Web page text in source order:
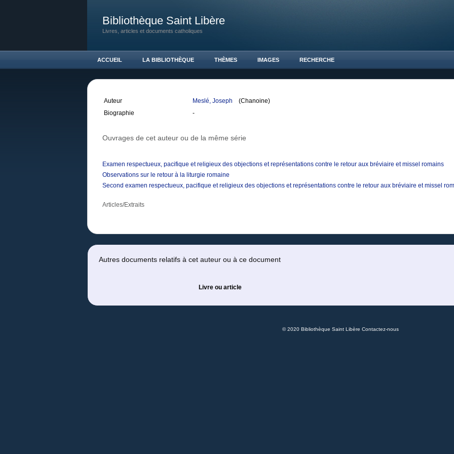
Bibliothèque Saint Libère
Livres, articles et documents catholiques
ACCUEIL LA BIBLIOTHÈQUE THÈMES IMAGES RECHERCHE
Auteur Meslé, Joseph
(Chanoine)
Biographie
-
Ouvrages de cet auteur ou de la même série
Examen respectueux, pacifique et religieux des objections et représentations contre le retour aux bréviaire et missel romains
Observations sur le retour à la liturgie romaine
Second examen respectueux, pacifique et religieux des objections et représentations contre le retour aux bréviaire et missel
Articles/Extraits
Autres documents relatifs à cet auteur ou à ce document
Livre ou article
© 2020 Bibliothèque Saint Libère Contactez-nous